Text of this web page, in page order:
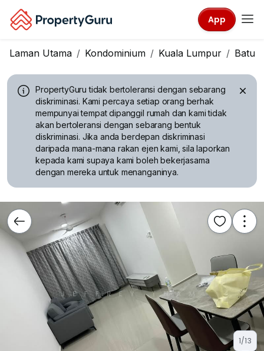
App
Laman Utama Kondominium Kuala Lumpur Batu
PropertyGuru tidak bertoleransi dengan sebarang
diskriminasi. Kami percaya setiap orang berhak
mempunyai tempat dipanggil rumah dan kami tidak
akan bertoleransi dengan sebarang bentuk
diskriminasi. Jika anda berdepan diskriminasi
daripada mana-mana rakan ejen kami, sila laporkan
kepada kami supaya kami boleh bekerjasama
dengan mereka untuk menanganinya.
1/13